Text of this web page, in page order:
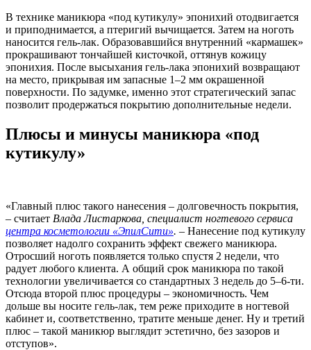
В технике маникюра «под кутикулу» эпонихий отодвигается
и приподнимается, а птеригий вычищается. Затем на ноготь
наносится гель-лак. Образовавшийся внутренний «кармашек»
прокрашивают тончайшей кисточкой, оттянув кожицу
эпонихия. После высыхания гель-лака эпонихий возвращают
на место, прикрывая им запасные 1–2 мм окрашенной
поверхности. По задумке, именно этот стратегический запас
позволит продержаться покрытию дополнительные недели.
Плюсы и минусы маникюра «под
кутикулу»
«Главный плюс такого нанесения – долговечность покрытия,
– считает Влада Листаркова, специалист ногтевого сервиса
центра косметологии «ЭпилСити». – Нанесение под кутикулу
позволяет надолго сохранить эффект свежего маникюра.
Отросший ноготь появляется только спустя 2 недели, что
радует любого клиента. А общий срок маникюра по такой
технологии увеличивается со стандартных 3 недель до 5–6-ти.
Отсюда второй плюс процедуры – экономичность. Чем
дольше вы носите гель-лак, тем реже приходите в ногтевой
кабинет и, соответственно, тратите меньше денег. Ну и третий
плюс – такой маникюр выглядит эстетично, без зазоров и
отступов».